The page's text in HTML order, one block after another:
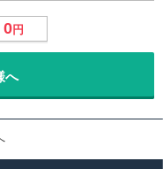
0円
へ